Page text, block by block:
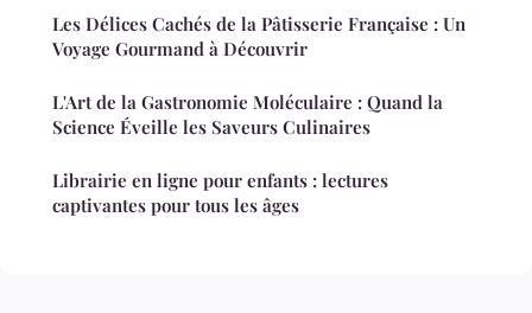
Les Délices Cachés de la Pâtisserie Française : Un
Voyage Gourmand à Découvrir
L'Art de la Gastronomie Moléculaire : Quand la
Science Éveille les Saveurs Culinaires
Librairie en ligne pour enfants : lectures
captivantes pour tous les âges